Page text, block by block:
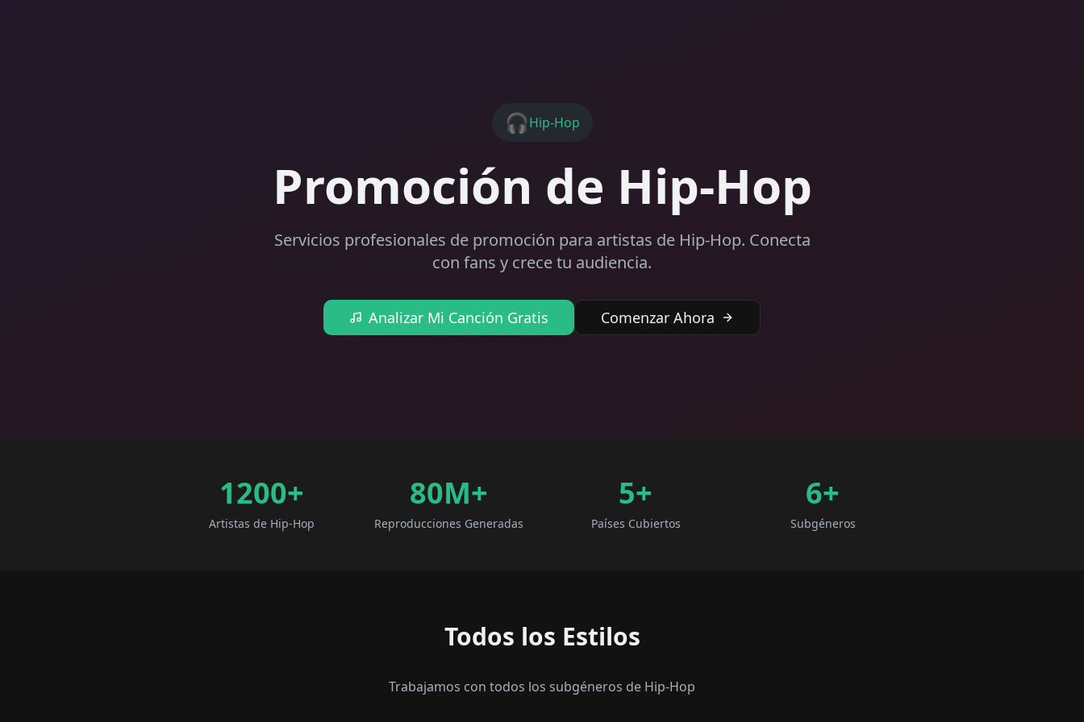
🎧Hip-Hop
Promoción de Hip-Hop
Servicios profesionales de promoción para artistas de Hip-Hop. Conecta
con fans y crece tu audiencia.
Analizar Mi Canción Gratis Comenzar Ahora
1200+
Artistas de Hip-Hop
80M+
Reproducciones Generadas
5+
Países Cubiertos
6+
Subgéneros
Todos los Estilos
Trabajamos con todos los subgéneros de Hip-Hop